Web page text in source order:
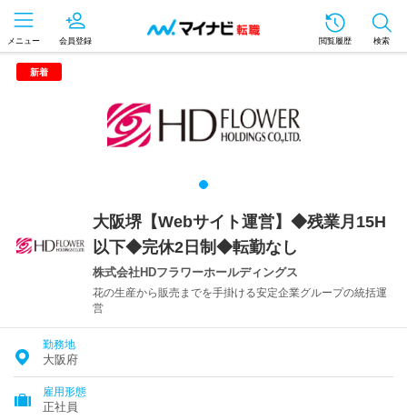
メニュー 会員登録 閲覧履歴 検索
新着
大阪堺【Webサイト運営】◆残業月15H
以下◆完休2日制◆転勤なし
株式会社HDフラワーホールディングス
花の生産から販売までを手掛ける安定企業グループの統括運
営
勤務地
大阪府
雇用形態
正社員